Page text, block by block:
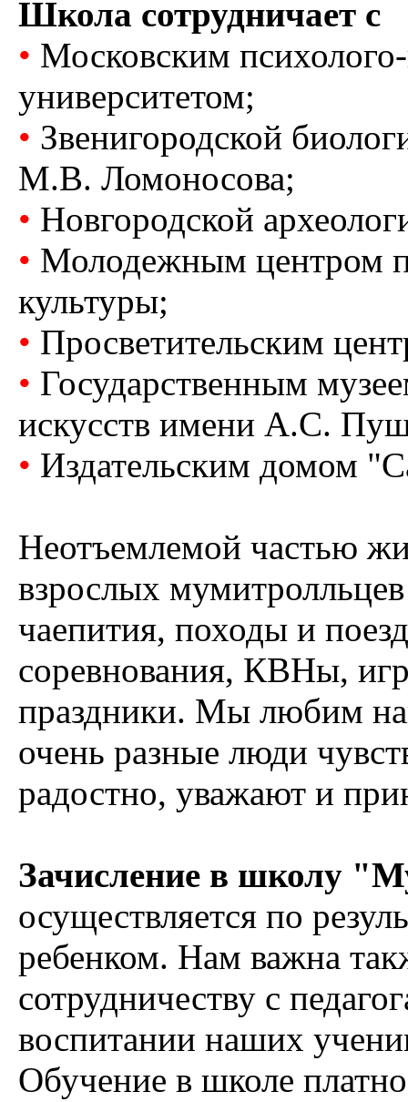
Школа сотрудничает с
• Московским
университетом;
• Звенигородской
М.В. Ломоносова;
• Новгородской
• Молодежным центром
культуры;
• Просветительским
• Государственным
искусств имени А.С.
• Издательским домом
Неотъемлемой частью
взрослых
чаепития, походы и
соревнования, КВНы,
праздники. Мы любим
очень разные люди
радостно, уважают и
Зачисление в школу
осуществляется по
ребенком. Нам важна
сотрудничеству с
воспитании наших
Обучение в школе